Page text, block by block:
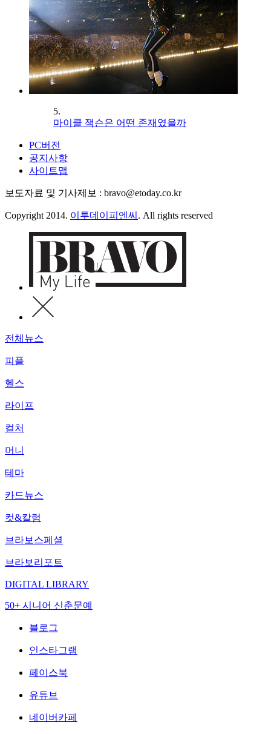
5.
마이클 잭슨은 어떤 존재였을까
PC버전
공지사항
사이트맵
보도자료 및 기사제보 : bravo@etoday.co.kr
Copyright 2014. 이투데이피엔씨 . All rights reserved
전체뉴스
피플
헬스
라이프
컬처
머니
테마
카드뉴스
컷&칼럼
브라보스페셜
브라보리포트
DIGITAL LIBRARY
50+ 시니어 신춘문예
블로그
인스타그램
페이스북
유튜브
네이버카페